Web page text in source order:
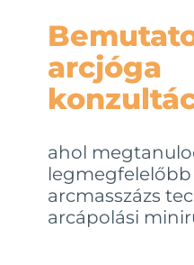
arcjóga
ahol
arcmasszázs
arcápolási